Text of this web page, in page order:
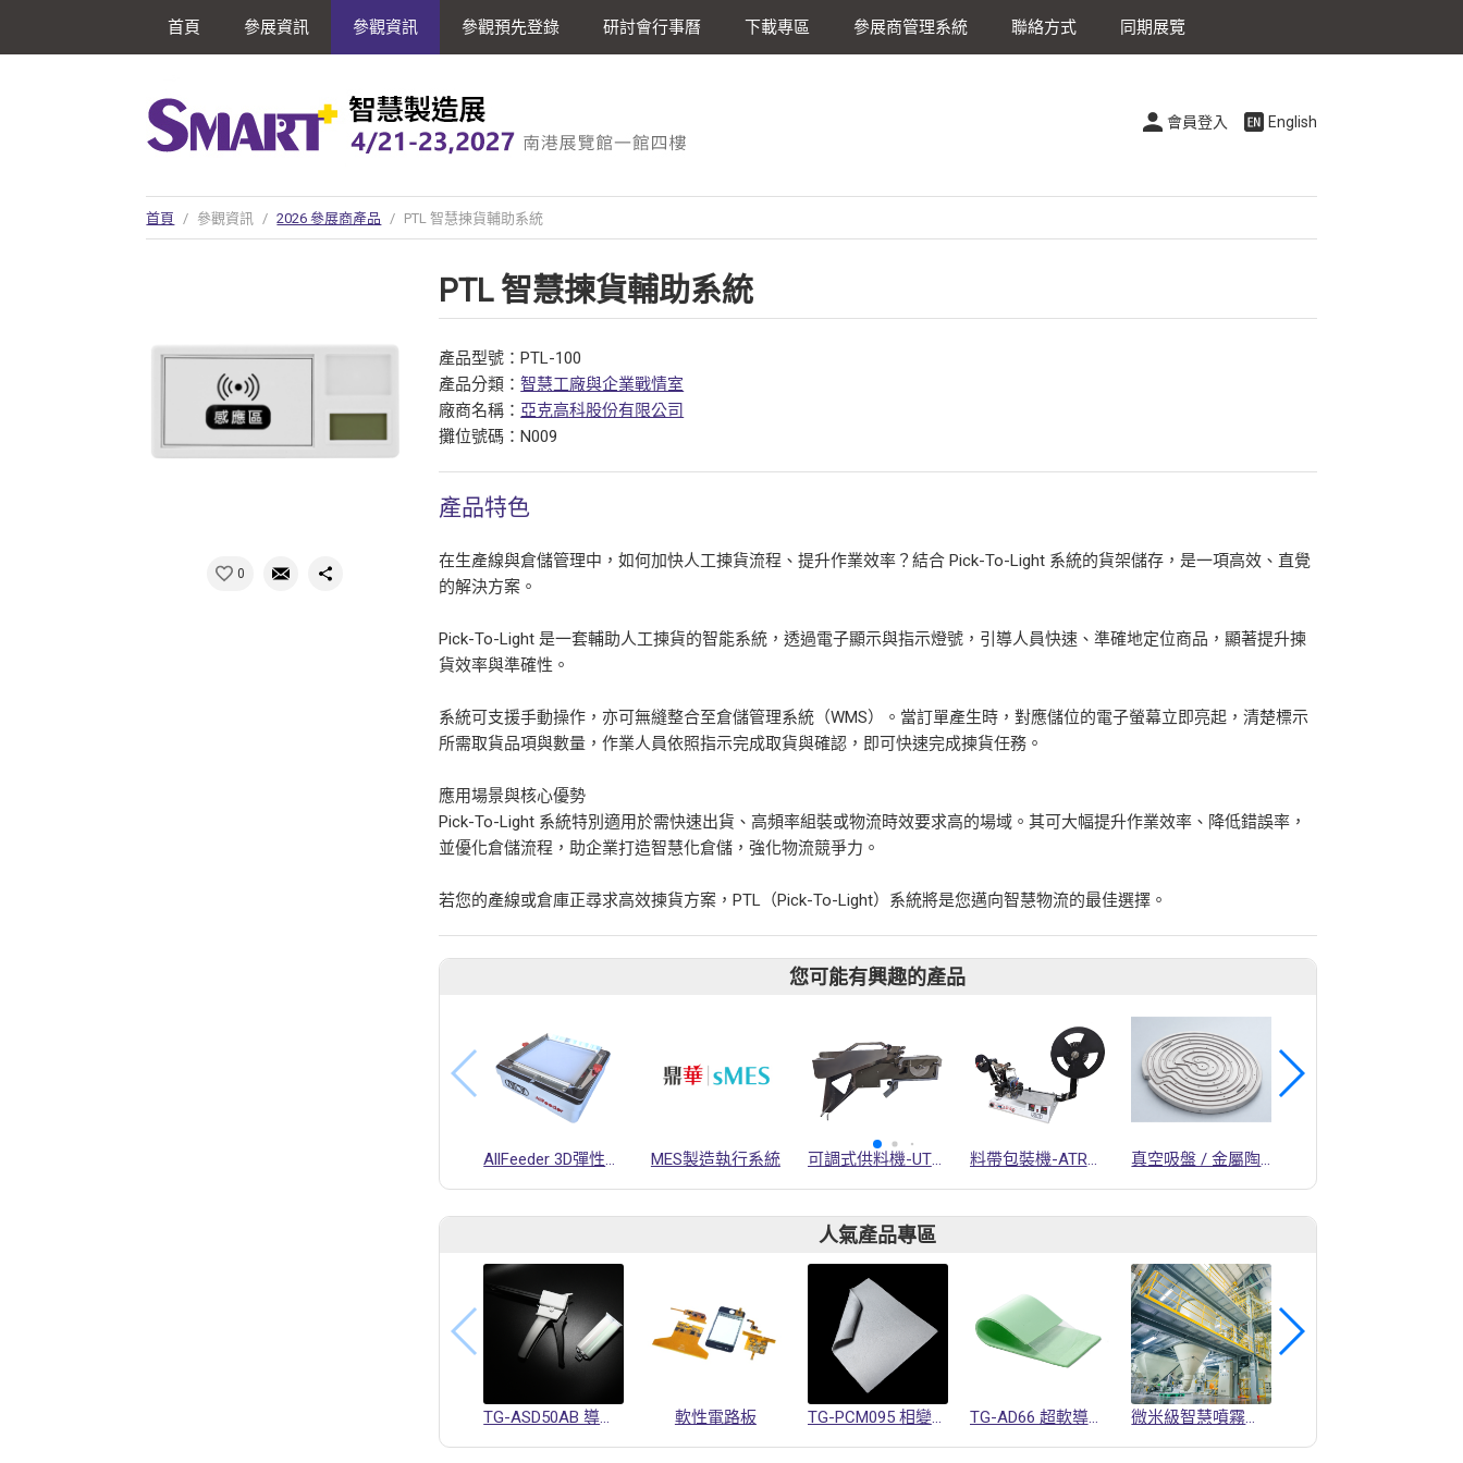
首頁 參展資訊 參觀資訊 參觀預先登錄 研討會行事曆 下載專區 參展商管理系統 聯絡方式 同期展覽
會員登入 English
首頁 / 參觀資訊 / 2026 參展商產品 / PTL 智慧揀貨輔助系統
0
PTL 智慧揀貨輔助系統
產品型號：PTL-100
產品分類：智慧工廠與企業戰情室
廠商名稱： 亞克高科股份有限公司
攤位號碼：N009
產品特色
在生產線與倉儲管理中，如何加快人工揀貨流程、提升作業效率？結合 Pick-To-Light 系統的貨架儲存，是一項高效、直覺
的解決方案。
Pick-To-Light 是一套輔助人工揀貨的智能系統，透過電子顯示與指示燈號，引導人員快速、準確地定位商品，顯著提升揀
貨效率與準確性。
系統可支援手動操作，亦可無縫整合至倉儲管理系統（WMS）。當訂單產生時，對應儲位的電子螢幕立即亮起，清楚標示
所需取貨品項與數量，作業人員依照指示完成取貨與確認，即可快速完成揀貨任務。
應用場景與核心優勢
Pick-To-Light 系統特別適用於需快速出貨、高頻率組裝或物流時效要求高的場域。其可大幅提升作業效率、降低錯誤率，
並優化倉儲流程，助企業打造智慧化倉儲，強化物流競爭力。
若您的產線或倉庫正尋求高效揀貨方案，PTL（Pick-To-Light）系統將是您邁向智慧物流的最佳選擇。
您可能有興趣的產品
AllFeeder 3D彈性整列送料機 MES製造執行系統 可調式供料機-UTF系列 料帶包裝機-ATR系列 真空吸盤 / 金屬陶瓷 加工 / 半導體設備零件
人氣產品專區
軟性電路板 TG-AD66 超軟導熱矽膠片